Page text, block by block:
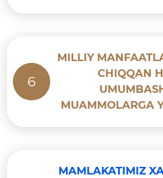
6
MILLIY
CHIQQAN
MUAMMOLARGA
MAMLAKATIMIZ